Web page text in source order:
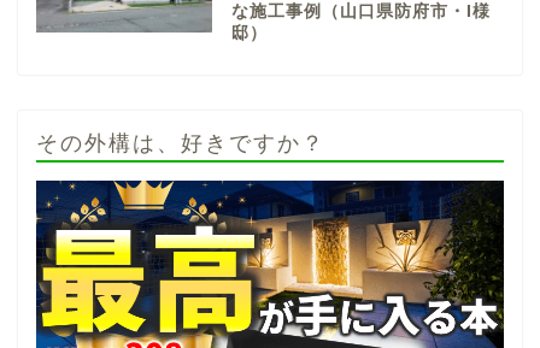
な施工事例（山口県防府市・I様
邸）
その外構は、好きですか？